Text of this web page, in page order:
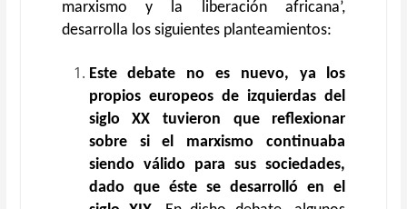
marxismo y la liberación africana’,
desarrolla los siguientes planteamientos:
Este debate no es nuevo, ya los
propios europeos de izquierdas del
siglo XX tuvieron que reflexionar
sobre si el marxismo continuaba
siendo válido para sus sociedades,
dado que éste se desarrolló en el